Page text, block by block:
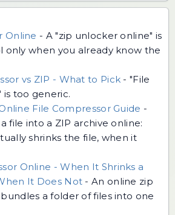
Online - A "zip unlocker online" is
only when you already know the
vs ZIP - What to Pick -"File
is too generic.
File Compressor Guide -
file into a ZIP archive online:
shrinks the file, when it
Online - When It Shrinks a
It Does Not -An online zip
a folder of files into one